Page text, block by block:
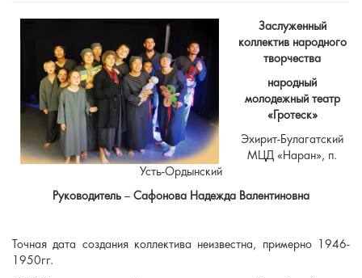
Заслуженный
коллектив народного
творчества
народный
молодежный театр
«Гротеск»
Эхирит-Булагатский
МЦД «Наран», п.
Усть-Ордынский
Руководитель – Сафонова Надежда Валентиновна
Точная дата создания коллектива неизвестна, примерно 1946-
1950гг.